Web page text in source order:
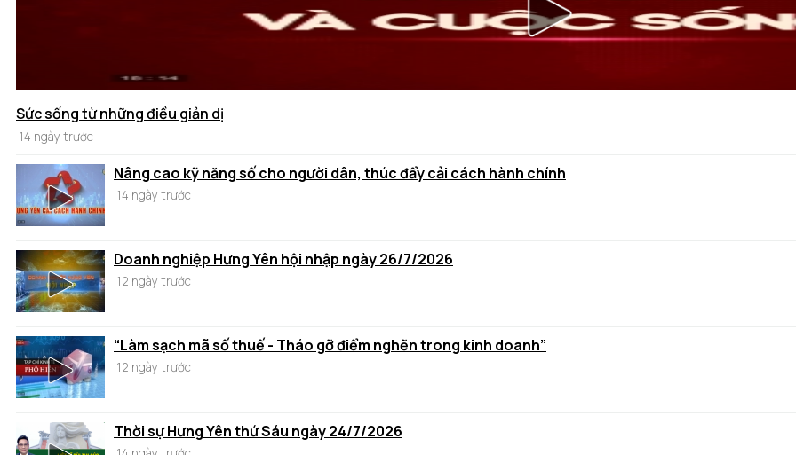
Sức sống từ những điều giản dị
14 ngày trước
Nâng cao kỹ năng số cho người dân, thúc đẩy cải cách hành chính
14 ngày trước
Doanh nghiệp Hưng Yên hội nhập ngày 26/7/2026
12 ngày trước
“Làm sạch mã số thuế - Tháo gỡ điểm nghẽn trong kinh doanh”
12 ngày trước
Thời sự Hưng Yên thứ Sáu ngày 24/7/2026